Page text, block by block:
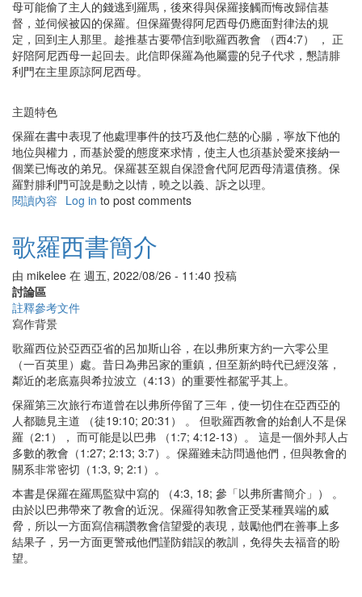
母可能偷了主人的錢逃到羅馬，後來得與保羅接觸而悔改歸信基
督，並伺候被囚的保羅。但保羅覺得阿尼西母仍應面對律法的規
定，回到主人那里。趁推基古要帶信到歌羅西教會 （西4:7） ， 正
好陪阿尼西母一起回去。此信即保羅為他屬靈的兒子代求，懇請腓
利門在主里原諒阿尼西母。
主題特色
保羅在書中表現了他處理事件的技巧及他仁慈的心腸，寧放下他的
地位與權力，而基於愛的態度來求情，使主人也須基於愛來接納一
個業已悔改的弟兄。保羅甚至親自保證會代阿尼西母清還債務。保
羅對腓利門可說是動之以情，曉之以義、訴之以理。
閱讀內容 有
腓
利
書
介
Log in to post comments
歌羅西書簡介
由 mikelee 在 週五, 2022/08/26 - 11:40 投稿
討論區
註釋參考文件
寫作背景
歌羅西位於亞西亞省的呂加斯山谷，在以弗所東方約一六零公里
（一百英里）處。昔日為弗呂家的重鎮，但至新約時代已經沒落，
鄰近的老底嘉與希拉波立（4:13）的重要性都駕乎其上。
保羅第三次旅行布道曾在以弗所停留了三年，使一切住在亞西亞的
人都聽見主道 （徒19:10; 20:31） 。 但歌羅西教會的始創人不是保
羅（2:1）， 而可能是以巴弗 （1:7; 4:12-13）。 這是一個外邦人占
多數的教會（1:27; 2:13; 3:7）。保羅雖未訪問過他們，但與教會的
關系非常密切（1:3, 9; 2:1）。
本書是保羅在羅馬監獄中寫的 （4:3, 18; 參「以弗所書簡介」） 。
由於以巴弗帶來了教會的近況。保羅得知教會正受某種異端的威
脅，所以一方面寫信稱讚教會信望愛的表現，鼓勵他們在善事上多
結果子，另一方面更警戒他們謹防錯誤的教訓，免得失去福音的盼
望。